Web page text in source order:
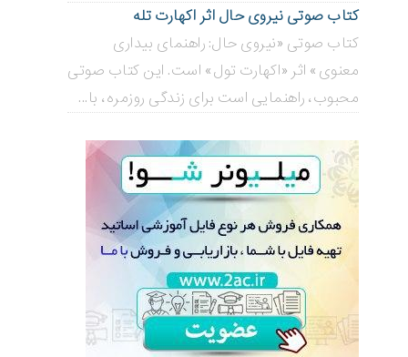
کتاب صوتی نیروی حال اثر اکهارت تله
کتاب صوتی «نیروی حال: راهنمای بیداری
معنوی» اثر «اکهارت تول» است. این کتاب صوتی
محبوب، راهنمایی است برای زندگی روزمره، با...